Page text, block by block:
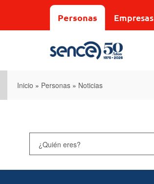
Personas Empresas
Inicio » Personas » Noticias